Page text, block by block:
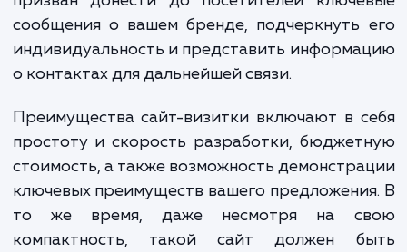
компактный, но информативный сайт,
раскрывает основную информацию о
компании, услугах или товарах. Сайт-
призван донести до посетителей
сообщения о вашем бренде, подчеркнуть
индивидуальность и представить
о контактах для дальнейшей связи.
Преимущества сайт-визитки включают в